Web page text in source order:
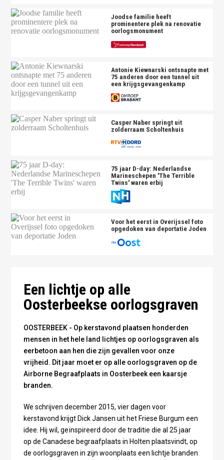
Joodse familie heeft
prominentere plek na renovatie
oorlogsmonument
Antonie Kiewnarski ontsnapte met
75 anderen door een tunnel uit
een krijgsgevangenkamp
Casper Naber springt uit
zolderraam Scholtenhuis
75 jaar D-day: Nederlandse
Marineschepen 'The Terrible
Twins' waren erbij
Voor het eerst in Overijssel foto
opgedoken van deportatie Joden
Een lichtje op alle
Oosterbeekse oorlogsgraven
OOSTERBEEK - Op kerstavond plaatsen honderden
mensen in het hele land lichtjes op oorlogsgraven als
eerbetoon aan hen die zijn gevallen voor onze
vrijheid. Dit jaar moet er op alle oorlogsgraven op de
Airborne Begraafplaats in Oosterbeek een kaarsje
branden.
We schrijven december 2015, vier dagen voor
kerstavond krijgt Dick Jansen uit het Friese Burgum een
idee. Hij wil, geïnspireerd door de traditie die al 25 jaar
op de Canadese begraafplaats in Holten plaatsvindt, op
de oorlogsgraven in zijn woonplaats een lichtje branden